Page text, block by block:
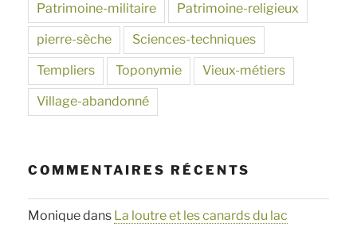
Patrimoine-militaire Patrimoine-religieux
pierre-sèche Sciences-techniques
Templiers Toponymie Vieux-métiers
Village-abandonné
COMMENTAIRES RÉCENTS
Moniquedans La loutre et les canards du lac